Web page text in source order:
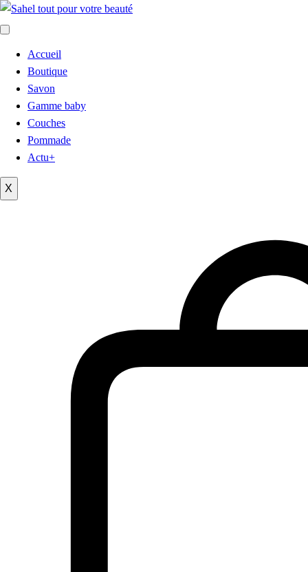
Accueil
Boutique
Savon
Gamme baby
Couches
Pommade
Actu+
X